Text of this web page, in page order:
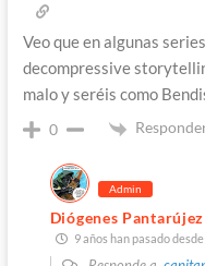
Veo que en algunas
decompressive
malo y seréis como
0
Admin
Diógenes Pantarújez
9 años han pasado